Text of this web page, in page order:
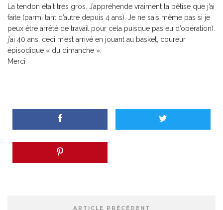
La tendon était très gros. J’appréhende vraiment la bêtise que j’ai
faite (parmi tant d’autre depuis 4 ans). Je ne sais même pas si je
peux être arrêté de travail pour cela puisque pas eu d’opération).
j’ai 40 ans, ceci m’est arrivé en jouant au basket, coureur
épisodique « du dimanche ».
Merci
ARTICLE PRÉCÉDENT